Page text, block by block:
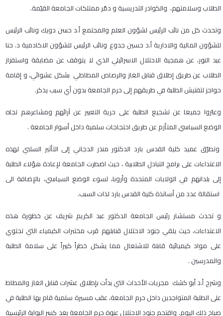
الطلاب وسلامتهم، والكوادر التدريسية و دمّر ممتلكات الجامعة القيّمة.
وتحدث كل من نائب الرئيس لشؤون العلم والمجتمع أ.د حسن دويك ونائب الرئيس
للشؤون المالية والادارية أ.د حسين جدوع ونائب الرئيس للشؤون الاكادمية د. حنا
عبد النور، عن همجية الاحتلال الاسرائيلي الذي لا يتوقف عن مضايقة واستفزاز
الطلاب عن طريق إطلاق قنابل الغاز والرصاص المطاطي بشكل عشوائي، و إقامة
حواجز لتفتيش الطلبة في طريقهم إلى حرم الجامعة بدون أي سبب يذكر.
وعبّروا جميعا عن تشجيع الطلبة على حرية التعبير عن آرائهم ومشاعرهم تجاه
الوضع السياسي المتأزم عن طريق احتجاجات سلمية داخل أسوار الجامعة .
وتطرّق عميد كلية القدس بارد الدكتور منذر الدجاني إلى التأثير السلبي لهذه
الاعتداءات على برامج التبادل الطلابية ، حيث اضطرت الجامعة لإعادة هؤلاء الطلبة
إلى بلدانهم في الولايات المتحدة وأروبا، لسوء الوضع السياسي، بالإضافة الى
استقالة عدد من أساتذة كلية القدس بارد لذات السبب.
و تحدث مستشار رئيس الجامعة الدكتور عبد الكريم شريف عن خطورة هذه
الاعتداءات، حيث يلقي جنود الاحتلال قنابلهم قرب مختبرات الكيمياء التي تحتوي
على مواد كيميائية قابلة للاشتعال مما يشكل خطراً كبيراً على سلامة الطلبة
والمدرسين .
وشرح أ.د أبو كشك مجريات الأحداث التي بدأت بإطلاق عشرات قنابل الغاز والمطاط
على الطلبة المتواجدين داخل حرم الجامعة، عقب مسيرة سلمية قام بها الطلبة في
صباح ذلك اليوم. واقتحم جنود الاحتلال عنوة حرم الجامعة بعد كسر البوابة الرئيسية